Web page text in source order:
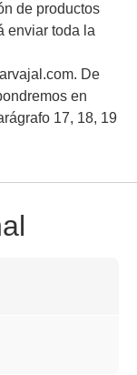
de productos
enviar toda la
. De
en
17, 18, 19